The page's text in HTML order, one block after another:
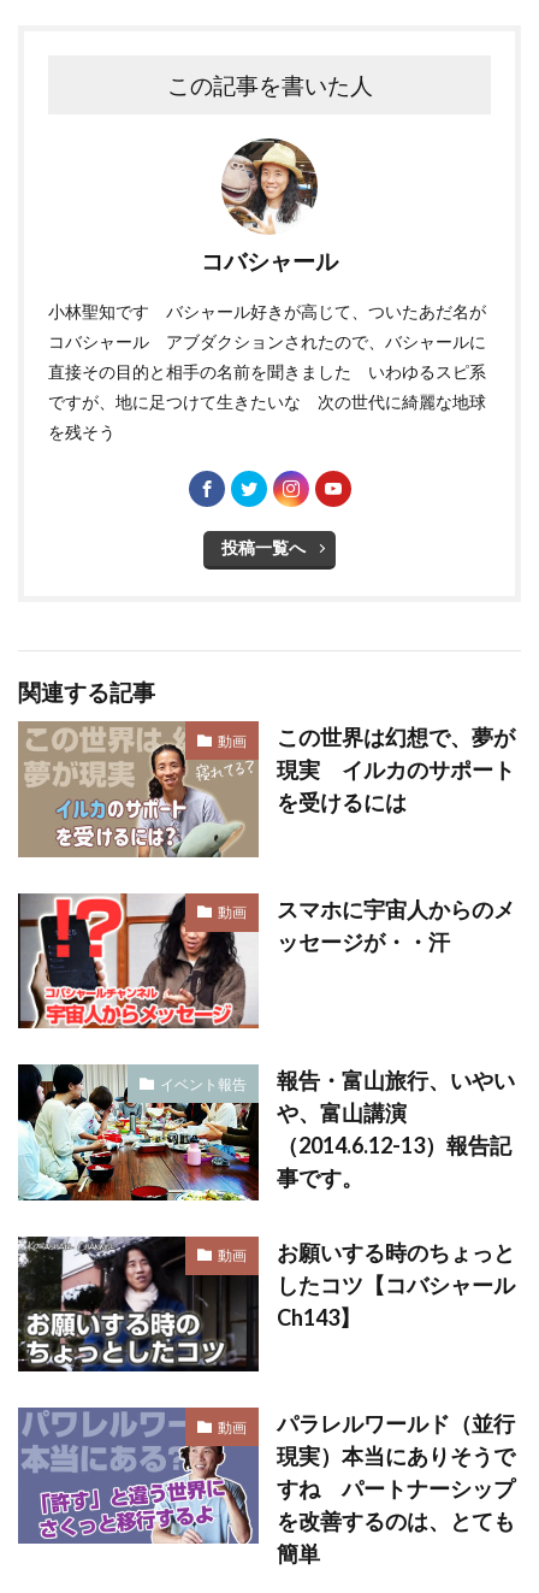
この記事を書いた人
コバシャール
小林聖知です バシャール好きが高じて、ついたあだ名が
コバシャール アブダクションされたので、バシャールに
直接その目的と相手の名前を聞きました いわゆるスピ系
ですが、地に足つけて生きたいな 次の世代に綺麗な地球
を残そう
投稿一覧へ
関連する記事
動画
この世界は幻想で、夢が
現実 イルカのサポート
を受けるには
動画
スマホに宇宙人からのメ
ッセージが・・汗
イベント報告
報告・富山旅行、いやい
や、富山講演
（2014.6.12-13）報告記
事です。
動画
お願いする時のちょっと
したコツ【コバシャール
Ch143】
動画
パラレルワールド（並行
現実）本当にありそうで
すね パートナーシップ
を改善するのは、とても
簡単